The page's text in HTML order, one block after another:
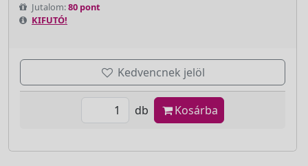
Jutalom:80 pont
KIFUTÓ!
Kedvencnek jelöl
db Kosárba